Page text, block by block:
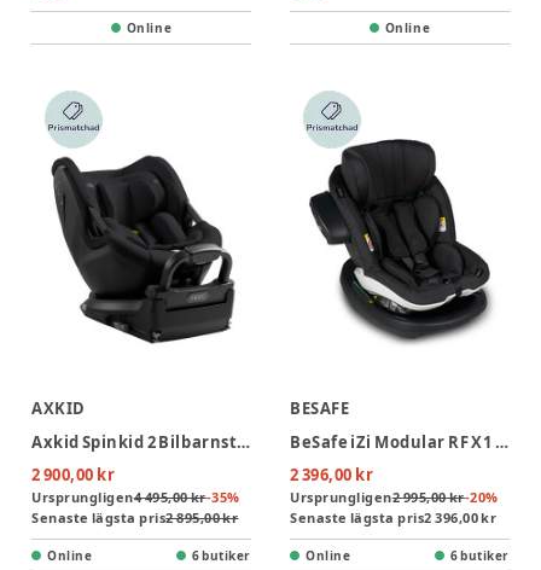
Online Online
AXKID
Axkid Spinkid 2 Bilbarnstol - Costal Storm Black
2 900,00 kr
Ursprungligen4 495,00 kr-35%
Senaste lägsta pris2 895,00 kr
Online 6 butiker
BESAFE
BeSafe iZi Modular RF X1 i-Size Bilbarnstol - Fresh Black Cab
2 396,00 kr
Ursprungligen2 995,00 kr-20%
Senaste lägsta pris2 396,00 kr
Online 6 butiker